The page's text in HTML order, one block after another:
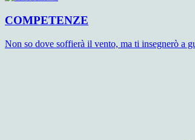
COMPETENZE
Non so dove soffierà il vento, ma ti insegnerò a